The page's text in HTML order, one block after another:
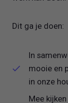
Dit ga je doen:
In
mooie en
in onze
Mee